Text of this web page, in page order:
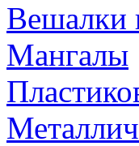
Вешалки
Мангалы